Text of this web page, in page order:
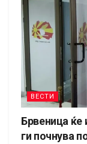
ВЕСТИ
Брвеница ќе
ги почнува